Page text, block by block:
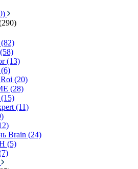
(13)
(20)
(28)
(11)
Brain (24)
(5)